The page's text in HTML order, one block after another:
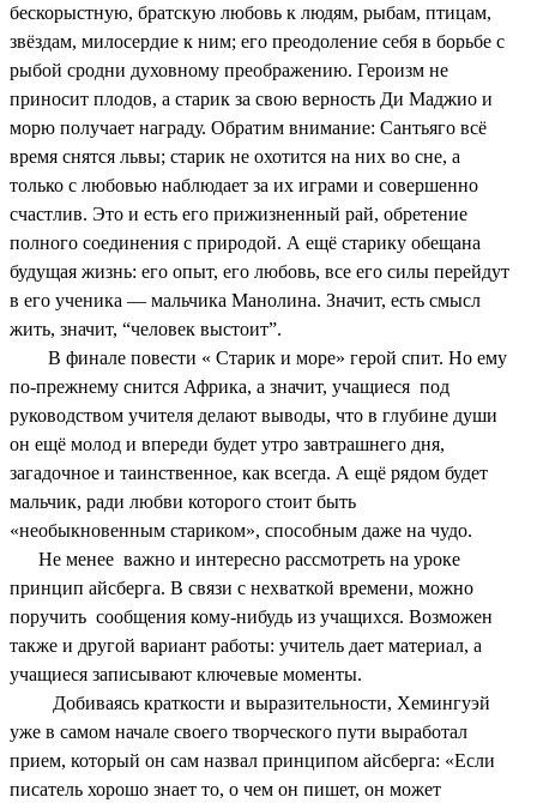
бескорыстную, братскую любовь к людям, рыбам, птицам,
звёздам, милосердие к ним; его преодоление себя в борьбе с
рыбой сродни духовному преображению. Героизм не
приносит плодов, а старик за свою верность Ди Маджио и
морю получает награду. Обратим внимание: Сантьяго всё
время снятся львы; старик не охотится на них во сне, а
только с любовью наблюдает за их играми и совершенно
счастлив. Это и есть его прижизненный рай, обретение
полного соединения с природой. А ещё старику обещана
будущая жизнь: его опыт, его любовь, все его силы перейдут
в его ученика — мальчика Манолина. Значит, есть смысл
жить, значит, “человек выстоит”.
В финале повести « Старик и море» герой спит. Но ему
по-прежнему снится Африка, а значит, учащиеся под
руководством учителя делают выводы, что в глубине души
он ещё молод и впереди будет утро завтрашнего дня,
загадочное и таинственное, как всегда. А ещё рядом будет
мальчик, ради любви которого стоит быть
«необыкновенным стариком», способным даже на чудо.
Не менее важно и интересно рассмотреть на уроке
принцип айсберга. В связи с нехваткой времени, можно
поручить сообщения кому-нибудь из учащихся. Возможен
также и другой вариант работы: учитель дает материал, а
учащиеся записывают ключевые моменты.
Добиваясь краткости и выразительности, Хемингуэй
уже в самом начале своего творческого пути выработал
прием, который он сам назвал принципом айсберга: «Если
писатель хорошо знает то, о чем он пишет, он может